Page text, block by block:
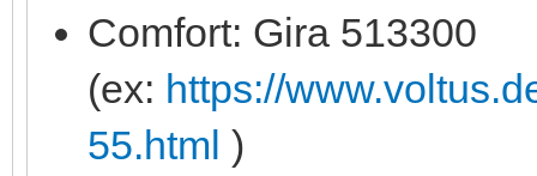
Comfort: Gira 513300
(ex: https://
55.html )